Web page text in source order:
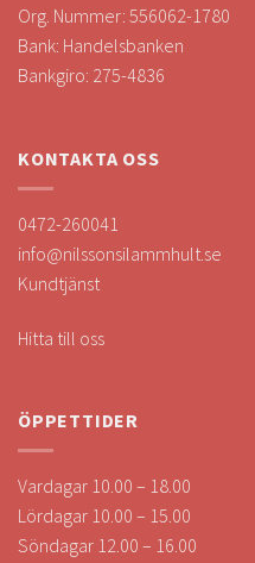
Org. Nummer: 556062-1780
Bank: Handelsbanken
Bankgiro: 275-4836
KONTAKTA OSS
0472-260041
info@nilssonsilammhult.se
Kundtjänst
Hitta till oss
ÖPPETTIDER
Vardagar 10.00 – 18.00
Lördagar 10.00 – 15.00
Söndagar 12.00 – 16.00